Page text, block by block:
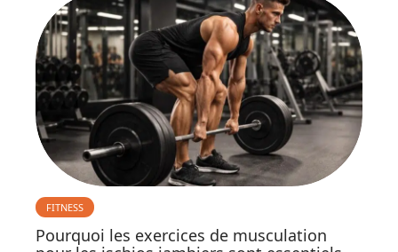
FITNESS
Pourquoi les exercices de musculation